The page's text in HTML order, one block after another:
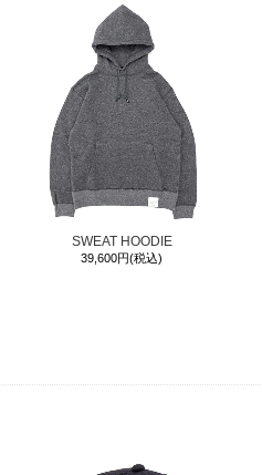
SWEAT HOODIE
39,600円(税込)